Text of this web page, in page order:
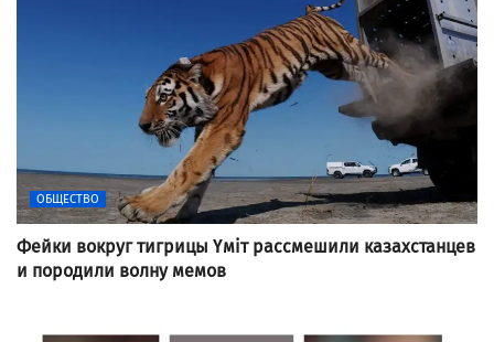
ОБЩЕСТВО
Фейки вокруг тигрицы Үміт рассмешили казахстанцев
и породили волну мемов